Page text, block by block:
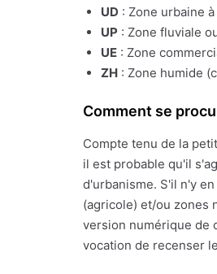
UD : Zone urbaine
UP : Zone fluviale
UE : Zone
ZH : Zone humide
Comment se
Compte tenu de la
il est probable qu'il
d'urbanisme. S'il n'y
(agricole) et/ou zones
version numérique de
vocation de recenser